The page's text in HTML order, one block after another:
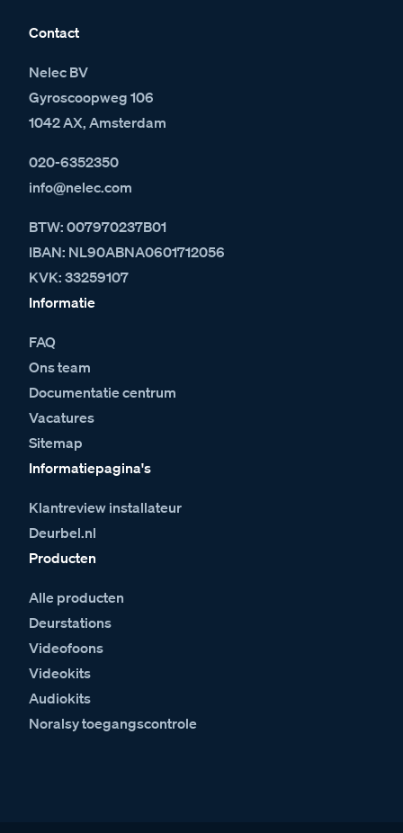
Contact
Nelec BV
Gyroscoopweg 106
1042 AX, Amsterdam
020-6352350
info@nelec.com
BTW: 007970237B01
IBAN: NL90ABNA0601712056
KVK: 33259107
Informatie
FAQ
Ons team
Documentatie centrum
Vacatures
Sitemap
Informatiepagina's
Klantreview installateur
Deurbel.nl
Producten
Alle producten
Deurstations
Videofoons
Videokits
Audiokits
Noralsy toegangscontrole